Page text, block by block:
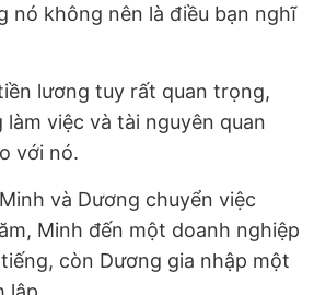
nó không nên là điều bạn nghĩ
lương tuy rất quan trọng,
việc và tài nguyên quan
với nó.
và Dương chuyển việc
Minh đến một doanh nghiệp
còn Dương gia nhập một